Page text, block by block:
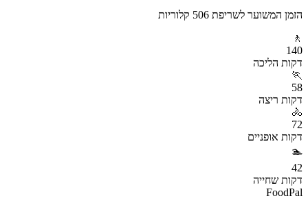
הזמן המשוער לשריפת 506 קלוריות
🚶
140
דקות הליכה
🏃
58
דקות ריצה
🚴
72
דקות אופניים
🏊
42
דקות שחייה
FoodPal